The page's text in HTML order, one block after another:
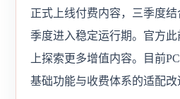
正式上线付费内容，三季度
季度进入稳定运行期。官方
上探索更多增值内容。目前
基础功能与收费体系的适配改